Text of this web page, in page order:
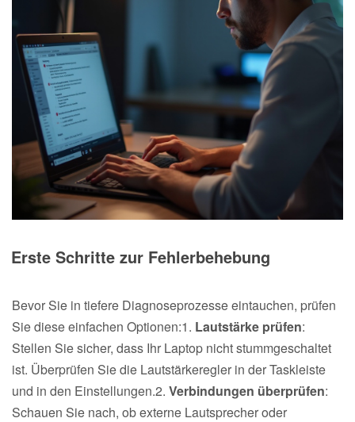
Erste Schritte zur Fehlerbehebung
Bevor Sie in tiefere Diagnoseprozesse eintauchen, prüfen
Sie diese einfachen Optionen:1. Lautstärke prüfen:
Stellen Sie sicher, dass Ihr Laptop nicht stummgeschaltet
ist. Überprüfen Sie die Lautstärkeregler in der Taskleiste
und in den Einstellungen.2. Verbindungen überprüfen:
Schauen Sie nach, ob externe Lautsprecher oder